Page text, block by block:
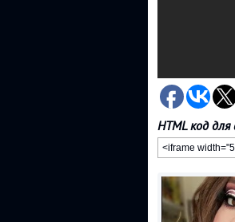
HTML код